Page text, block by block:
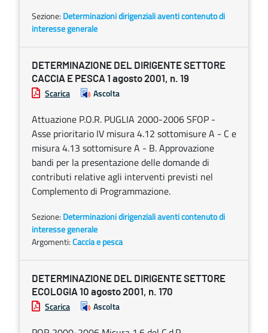
Sezione: Determinazioni dirigenziali aventi contenuto di
interesse generale
DETERMINAZIONE DEL DIRIGENTE SETTORE
CACCIA E PESCA 1 agosto 2001, n. 19
Scarica Ascolta
Attuazione P.O.R. PUGLIA 2000-2006 SFOP -
Asse prioritario IV misura 4.12 sottomisure A - C e
misura 4.13 sottomisure A - B. Approvazione
bandi per la presentazione delle domande di
contributi relative agli interventi previsti nel
Complemento di Programmazione.
Sezione: Determinazioni dirigenziali aventi contenuto di
interesse generale
Argomenti:Caccia e pesca
DETERMINAZIONE DEL DIRIGENTE SETTORE
ECOLOGIA 10 agosto 2001, n. 170
Scarica Ascolta